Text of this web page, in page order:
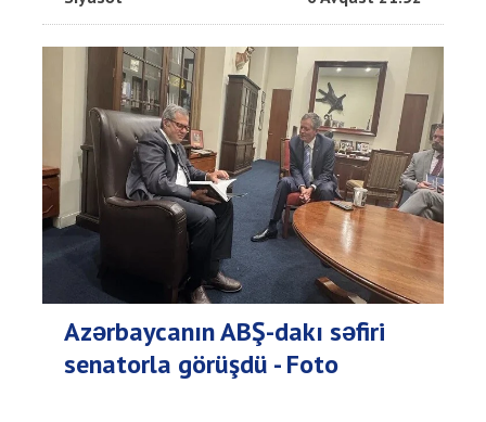
Azərbaycanın ABŞ-dakı səfiri
senatorla görüşdü - Foto